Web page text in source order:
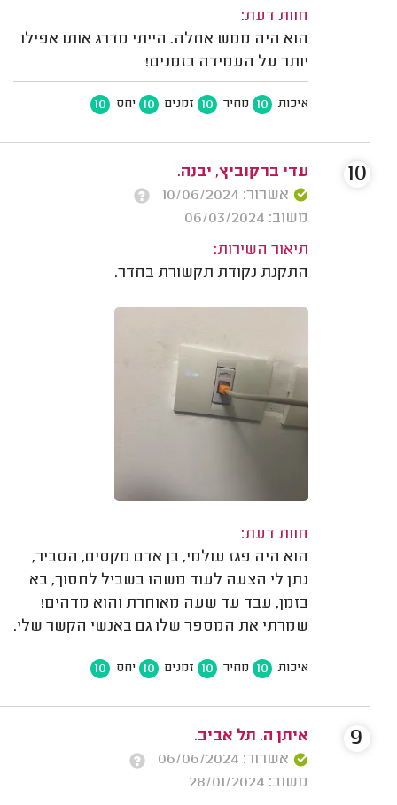
חוות דעת:
הוא היה ממש אחלה. הייתי מדרג אותו אפילו
יותר על העמידה בזמנים!
איכות 10 מחיר 10 זמנים 10 יחס 10
עדי ברקוביץ, יבנה.
אשרור: 10/06/2024
משוב: 06/03/2024
תיאור השירות:
התקנת נקודת תקשורת בחדר.
חוות דעת:
הוא היה פגז עולמי, בן אדם מקסים, הסביר,
נתן לי הצעה לעוד משהו בשביל לחסוך, בא
בזמן, עבד עד שעה מאוחרת והוא מדהים!
שמרתי את המספר שלו גם באנשי הקשר שלי.
איכות 10 מחיר 10 זמנים 10 יחס 10
10
איתן ה. תל אביב.
אשרור: 06/06/2024
משוב: 28/01/2024
9